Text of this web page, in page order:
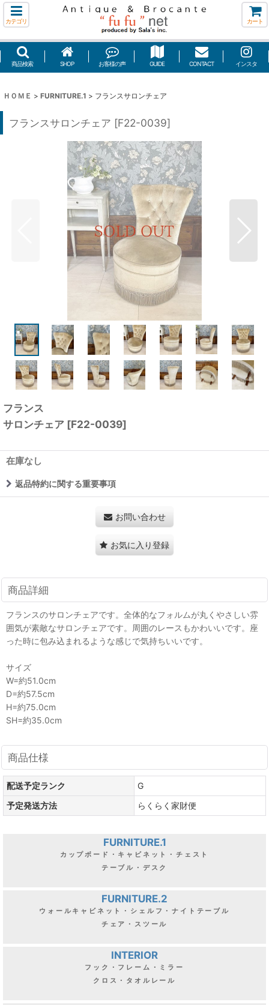
カテゴリ カート
商品検索 SHOP お客様の声 GUIDE CONTACT インスタ
ＨＯＭＥ > FURNITURE.1 > フランスサロンチェア
フランスサロンチェア [F22-0039]
フランス
サロンチェア [F22-0039]
在庫なし
返品特約に関する重要事項
お問い合わせ
お気に入り登録
商品詳細
フランスのサロンチェアです。全体的なフォルムが丸くやさしい雰
囲気が素敵なサロンチェアです。周囲のレースもかわいいです。座
った時に包み込まれるような感じで気持ちいいです。
サイズ
W=約51.0cm
D=約57.5cm
H=約75.0cm
SH=約35.0cm
商品仕様
配送予定ランク
G
予定発送方法
らくらく家財便
FURNITURE.1
カップボード・キャビネット・チェスト
テーブル・デスク
FURNITURE.2
ウォールキャビネット・シェルフ・ナイトテーブル
チェア・スツール
INTERIOR
フック・フレーム・ミラー
クロス・タオルレール